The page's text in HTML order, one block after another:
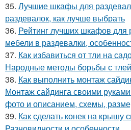
35. Лучшие шкафы для
раздевалок, как лучше выбрать
36. Рейтинг лучших шкафов для
мебели в раздевалки,
37. Как избавиться от тли на
Народные методы борьбы с тлей
38. Как выполнить монтаж
Монтаж сайдинга своими
фото и описанием, схемы,
39. Как сделать конек на крышу